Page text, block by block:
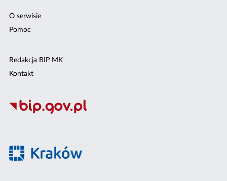
O serwisie
Pomoc
Redakcja BIP MK
Kontakt